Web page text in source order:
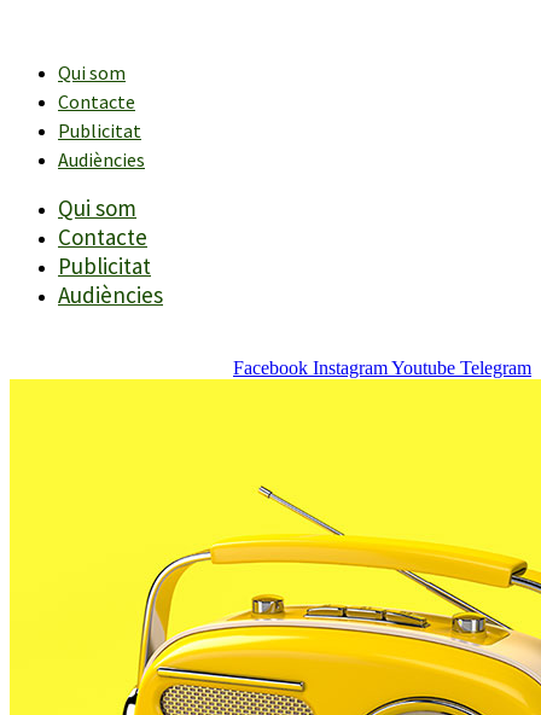
contingutQui som
Contacte
Publicitat
Audiències
Qui som
Contacte
Publicitat
Audiències
Facebook InstagramYoutube Telegram